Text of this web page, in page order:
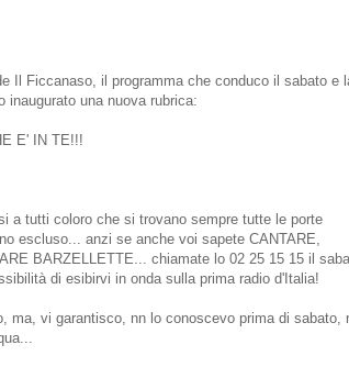
Il Ficcanaso, il programma che conduco il sabato e
inaugurato una nuova rubrica:
E' IN TE!!!
a tutti coloro che si trovano sempre tutte le porte
escluso... anzi se anche voi sapete CANTARE,
BARZELLETTE... chiamate lo 02 25 15 15 il
di esibirvi in onda sulla prima radio d'Italia!
ma, vi garantisco, nn lo conoscevo prima di sabato,